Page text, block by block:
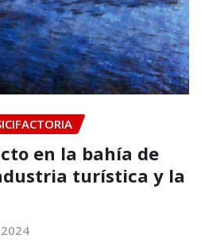
en la bahía de
turística y la